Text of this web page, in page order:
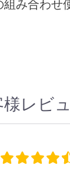
み合わせ
様レビ